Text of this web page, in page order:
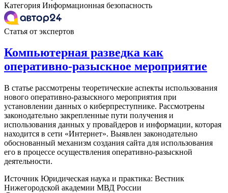
Категория Информационная безопасность
Статья от экспертов
Компьютерная разведка как
оперативно-разыскное мероприятие
В статье рассмотрены теоретические аспекты использования
нового оперативно-разыскного мероприятия при
установлении данных о киберпреступнике. Рассмотрены
законодательно закрепленные пути получения и
использования данных у провайдеров и информации, которая
находится в сети «Интернет». Выявлен законодательно
обоснованный механизм создания сайта для использования
его в процессе осуществления оперативно-разыскной
деятельности.
Источник Юридическая наука и практика: Вестник
Нижегородской академии МВД России